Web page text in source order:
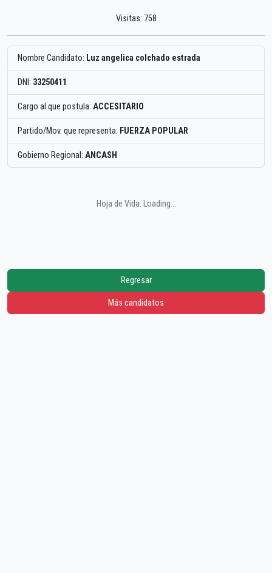
Visitas: 758
Nombre Candidato: Luz angelica colchado estrada
DNI: 33250411
Cargo al que postula: ACCESITARIO
Partido/Mov. que representa: FUERZA POPULAR
Gobierno Regional: ANCASH
Hoja de Vida: Loading...
Regresar
Más candidatos